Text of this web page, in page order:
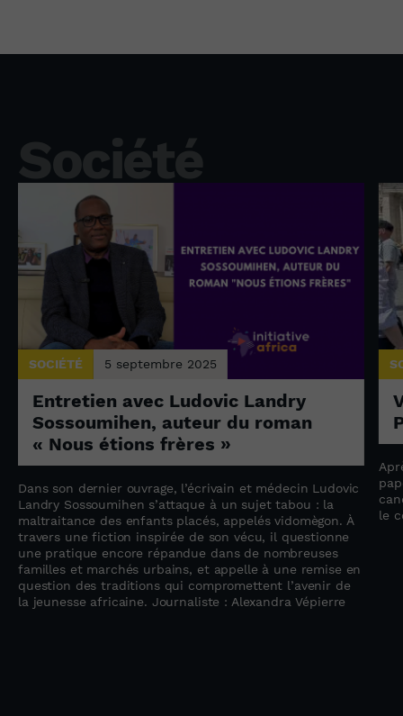
Société
SOCIÉTÉ 5 septembre 2025
Entretien avec Ludovic Landry
Sossoumihen, auteur du roman
« Nous étions frères »
Dans son dernier ouvrage, l’écrivain et médecin Ludovic
Landry Sossoumihen s’attaque à un sujet tabou : la
maltraitance des enfants placés, appelés vidomègon. À
travers une fiction inspirée de son vécu, il questionne
une pratique encore répandue dans de nombreuses
familles et marchés urbains, et appelle à une remise en
question des traditions qui compromettent l’avenir de
la jeunesse africaine. Journaliste : Alexandra Vépierre
le